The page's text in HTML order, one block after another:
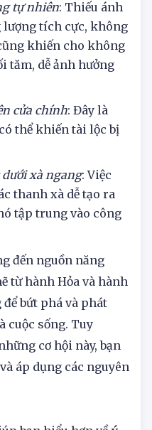
năng lượng của Hỏa.
tự nhiên
: Thiếu ánh
lượng tích cực, không
khiến cho không
tăm, dễ ảnh hưởng
cửa chính
: Đây là
thể khiến tài lộc bị
dưới xà ngang : Việc
thanh xà dễ tạo ra
tập trung vào công
đến nguồn năng
từ hành Hỏa và hành
bứt phá và phát
cuộc sống. Tuy
cơ hội này, bạn
áp dụng các nguyên